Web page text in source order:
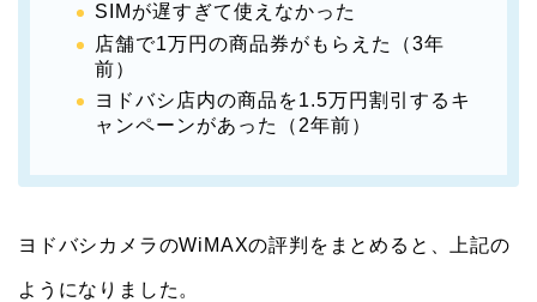
SIMが遅すぎて使えなかった
店舗で1万円の商品券がもらえた（3年
前）
ヨドバシ店内の商品を1.5万円割引するキ
ャンペーンがあった（2年前）
ヨドバシカメラのWiMAXの評判をまとめると、上記の
ようになりました。